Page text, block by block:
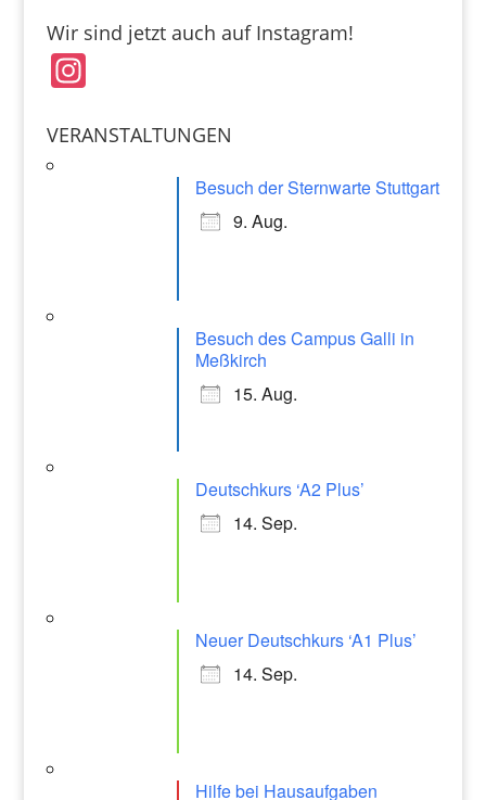
c
e
b
o
ai
l
at
p
Wir sind jetzt auch auf Instagram!
In
a
VERANSTALTUNGEN
Besuch der Sternwarte Stuttgart
9. Aug.
Besuch des Campus Galli in
Meßkirch
15. Aug.
Deutschkurs ‘A2 Plus’
14. Sep.
Neuer Deutschkurs ‘A1 Plus’
14. Sep.
Hilfe bei Hausaufgaben